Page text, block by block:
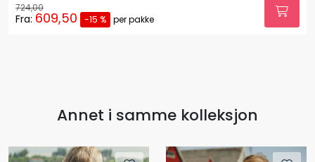
724,00
Fra: 609,50 -15 % per pakke
Annet i samme kolleksjon